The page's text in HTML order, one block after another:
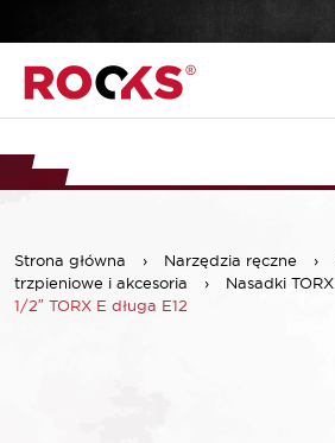
Strona główna › Narzędzia ręczne ›
trzpieniowe i akcesoria
› Nasadki TORX
1/2″ TORX E długa E12